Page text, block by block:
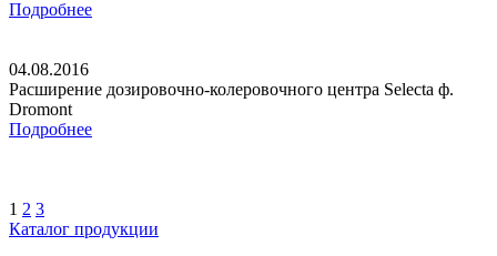
Подробнее
04.08.2016
Расширение дозировочно-колеровочного центра Selecta ф.
Dromont
Подробнее
1 2 3
Каталог продукции